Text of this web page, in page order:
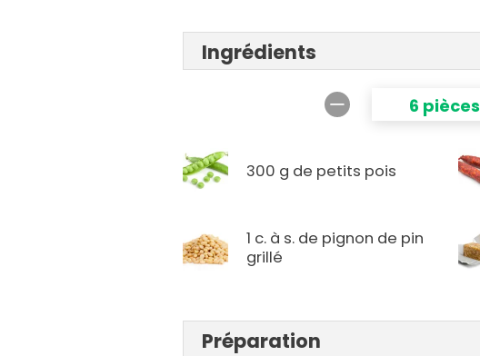
Ingrédients
6 pièces
300 g de petits pois
1 c. à s. de pignon de pin
grillé
Préparation